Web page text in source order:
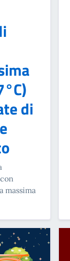
di
massima